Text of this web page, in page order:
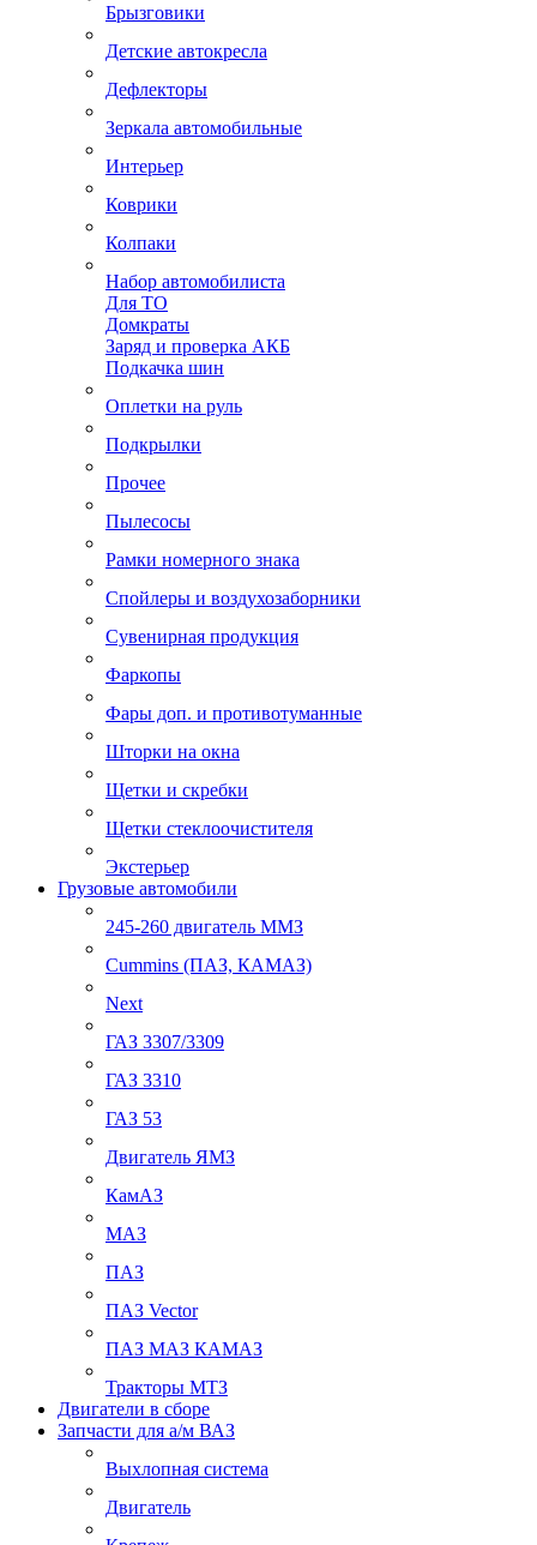
Брызговики
Детские автокресла
Дефлекторы
Зеркала автомобильные
Интерьер
Коврики
Колпаки
Набор автомобилиста
Для ТО
Домкраты
Заряд и проверка АКБ
Подкачка шин
Оплетки на руль
Подкрылки
Прочее
Пылесосы
Рамки номерного знака
Спойлеры и воздухозаборники
Сувенирная продукция
Фаркопы
Фары доп. и противотуманные
Шторки на окна
Щетки и скребки
Щетки стеклоочистителя
Экстерьер
Грузовые автомобили
245-260 двигатель ММЗ
Cummins (ПАЗ, КАМАЗ)
Next
ГАЗ 3307/3309
ГАЗ 3310
ГАЗ 53
Двигатель ЯМЗ
КамАЗ
МАЗ
ПАЗ
ПАЗ Vector
ПАЗ МАЗ КАМАЗ
Тракторы МТЗ
Двигатели в сборе
Запчасти для а/м ВАЗ
Выхлопная система
Двигатель